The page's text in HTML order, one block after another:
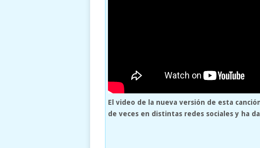
El video de la nueva versión de esta
de veces en distintas redes sociales y ha